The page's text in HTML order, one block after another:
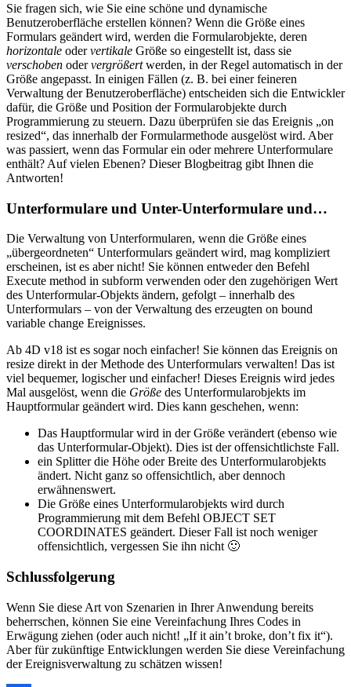
Sie fragen sich, wie Sie eine schöne und dynamische
Benutzeroberfläche erstellen können? Wenn die Größe eines
Formulars geändert wird, werden die Formularobjekte, deren
horizontale odervertikale Größe so eingestellt ist, dass sie
verschoben odervergrößertwerden, in der Regel automatisch in der
Größe angepasst. In einigen Fällen (z. B. bei einer feineren
Verwaltung der Benutzeroberfläche) entscheiden sich die Entwickler
dafür, die Größe und Position der Formularobjekte durch
Programmierung zu steuern. Dazu überprüfen sie das Ereignis „on
resized“, das innerhalb der Formularmethode ausgelöst wird. Aber
was passiert, wenn das Formular ein oder mehrere Unterformulare
enthält? Auf vielen Ebenen? Dieser Blogbeitrag gibt Ihnen die
Antworten!
Unterformulare und Unter-Unterformulare und…
Die Verwaltung von Unterformularen, wenn die Größe eines
„übergeordneten“ Unterformulars geändert wird, mag kompliziert
erscheinen, ist es aber nicht! Sie können entweder den Befehl
Execute method in subform verwenden oder den zugehörigen Wert
des Unterformular-Objekts ändern, gefolgt – innerhalb des
Unterformulars – von der Verwaltung des erzeugten on bound
variable change Ereignisses.
Ab 4D v18 ist es sogar noch einfacher! Sie können das Ereignis on
resize direkt in der Methode des Unterformulars verwalten! Das ist
viel bequemer, logischer und einfacher! Dieses Ereignis wird jedes
Mal ausgelöst, wenn die Größe des Unterformularobjekts im
Hauptformular geändert wird. Dies kann geschehen, wenn:
Das Hauptformular wird in der Größe verändert (ebenso wie
das Unterformular-Objekt). Dies ist der offensichtlichste Fall.
ein Splitter die Höhe oder Breite des Unterformularobjekts
ändert. Nicht ganz so offensichtlich, aber dennoch
erwähnenswert.
Die Größe eines Unterformularobjekts wird durch
Programmierung mit dem Befehl OBJECT SET
COORDINATES geändert. Dieser Fall ist noch weniger
offensichtlich, vergessen Sie ihn nicht 🙂
Schlussfolgerung
Wenn Sie diese Art von Szenarien in Ihrer Anwendung bereits
beherrschen, können Sie eine Vereinfachung Ihres Codes in
Erwägung ziehen (oder auch nicht! „If it ain’t broke, don’t fix it“).
Aber für zukünftige Entwicklungen werden Sie diese Vereinfachung
der Ereignisverwaltung zu schätzen wissen!